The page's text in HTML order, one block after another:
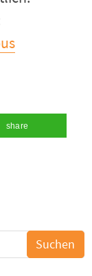
share